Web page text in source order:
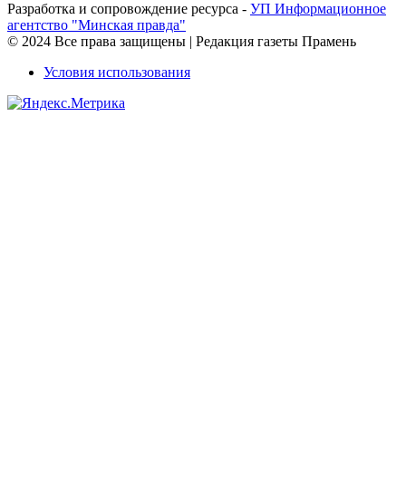
Разработка и сопровождение ресурса - УП Информационное
агентство "Минская правда"
© 2024 Все права защищены | Редакция газеты Прамень
Условия использования